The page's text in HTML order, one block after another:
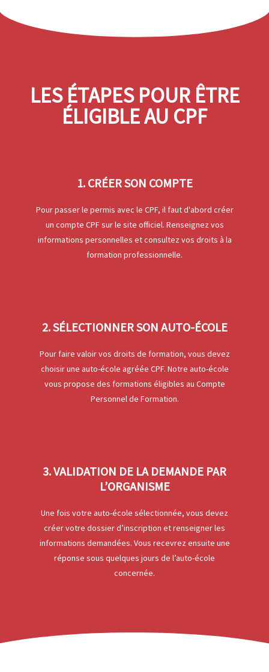
LES ÉTAPES POUR ÊTRE
ÉLIGIBLE AU CPF
1. CRÉER SON COMPTE
Pour passer le permis avec le CPF, il faut d'abord créer
un compte CPF sur le site officiel. Renseignez vos
informations personnelles et consultez vos droits à la
formation professionnelle.
2. SÉLECTIONNER SON AUTO-ÉCOLE
Pour faire valoir vos droits de formation, vous devez
choisir une auto-école agréée CPF. Notre auto-école
vous propose des formations éligibles au Compte
Personnel de Formation.
3. VALIDATION DE LA DEMANDE PAR
L’ORGANISME
Une fois votre auto-école sélectionnée, vous devez
créer votre dossier d’inscription et renseigner les
informations demandées. Vous recevrez ensuite une
réponse sous quelques jours de l’auto-école
concernée.